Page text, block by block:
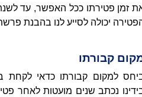
זמן פטירתו ככל האפשר, עד
יכולה לסייע לנו בהבנת
קבורתו
למקום קבורתו כדאי לקחת
נכתב שנים מועטות לאחר